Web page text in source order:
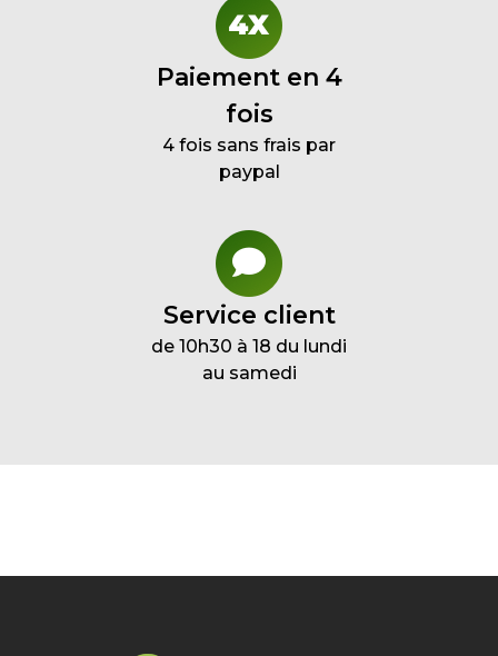
Paiement en 4
fois
4 fois sans frais par
paypal
Service client
de 10h30 à 18 du lundi
au samedi